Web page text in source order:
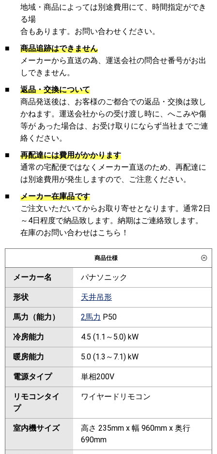
地域・商品によっては別途費用にて、時間指定ができ
る場
合もあります。お問い合わせください。
■
商品追跡はできません
メーカーから直送の為、運送会社の問合せ番号がお出
しできません。
■
返品・交換について
商品発送後は、お客様のご都合での返品・交換は致し
かねます。運送会社からの受け渡し時に、へこみや傷
等が あった場合は、お受け取りにならず当社までご連
絡ください。
■
再配達には費用がかかります
通常の宅配便ではなくメーカー直送のため、再配達に
は別途費用が発生しますので、ご注意ください。
■
メーカー在庫品です
ご注文いただいてからお取り寄せとなります。通常2日
～4日程度で納品致します。納期はご連絡致します。
在庫のお問い合わせはこちら！
商品仕様
メーカー名 パナソニック
形状 天井吊形
馬力（能力） 2馬力 P50
冷房能力 4.5 (1.1～5.0) kW
暖房能力 5.0 (1.3～7.1) kW
電源タイプ 単相200V
リモコンタイ
プ
ワイヤードリモコン
室内機サイズ
高さ 235mm x 幅 960mm x 奥行
690mm